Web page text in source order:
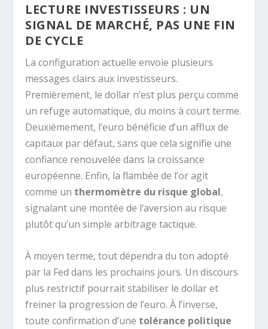
LECTURE INVESTISSEURS : UN
SIGNAL DE MARCHÉ, PAS UNE FIN
DE CYCLE
La configuration actuelle envoie plusieurs
messages clairs aux investisseurs.
Premièrement, le dollar n’est plus perçu comme
un refuge automatique, du moins à court terme.
Deuxièmement, l’euro bénéficie d’un afflux de
capitaux par défaut, sans que cela signifie une
confiance renouvelée dans la croissance
européenne. Enfin, la flambée de l’or agit
comme un thermomètre du risque global,
signalant une montée de l’aversion au risque
plutôt qu’un simple arbitrage tactique.
À moyen terme, tout dépendra du ton adopté
par la Fed dans les prochains jours. Un discours
plus restrictif pourrait stabiliser le dollar et
freiner la progression de l’euro. À l’inverse,
toute confirmation d’une tolérance politique